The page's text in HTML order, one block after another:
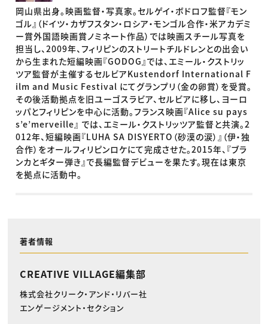
岡山県出身。映画監督・写真家。セルゲイ・ボドロフ監督『モン
ゴル』（ドイツ・カザフスタン・ロシア・モンゴル合作・米アカデミ
ー賞外国語映画賞ノミネート作品）では映画スチール写真を
担当し、2009年、フィリピンのストリートチルドレンとの出会い
から生まれた短編映画『GODOG』では、エミール・クストリッ
ツア監督が主催するセルビアKustendorf International F
ilm and Music Festival にてグランプリ（金の卵賞）を受賞。
その後活動拠点を旧ユーゴスラビア、セルビアに移し、ヨーロ
ッパとフィリピンを中心に活動。フランス映画『Alice su pays
s’e’merveille』 では、エミール・クストリッツア監督と共演。2
012年、短編映画『LUHA SA DISYERTO（砂漠の涙）』（伊・独
合作）をオールフィリピンロケにて完成させた。2015年、『ブラ
ンカとギター弾き』で長編監督デビューを果たす。現在は東京
を拠点に活動中。
著者情報
CREATIVE VILLAGE編集部
株式会社クリーク・アンド・リバー社
エンゲージメント・セクション